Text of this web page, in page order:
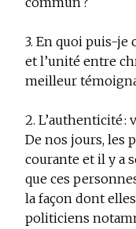
3. En quoi puis-je
et l’unité entre
meilleur
2. L’authenticité :
De nos jours, les
courante et il y a
que ces
la façon dont
politiciens